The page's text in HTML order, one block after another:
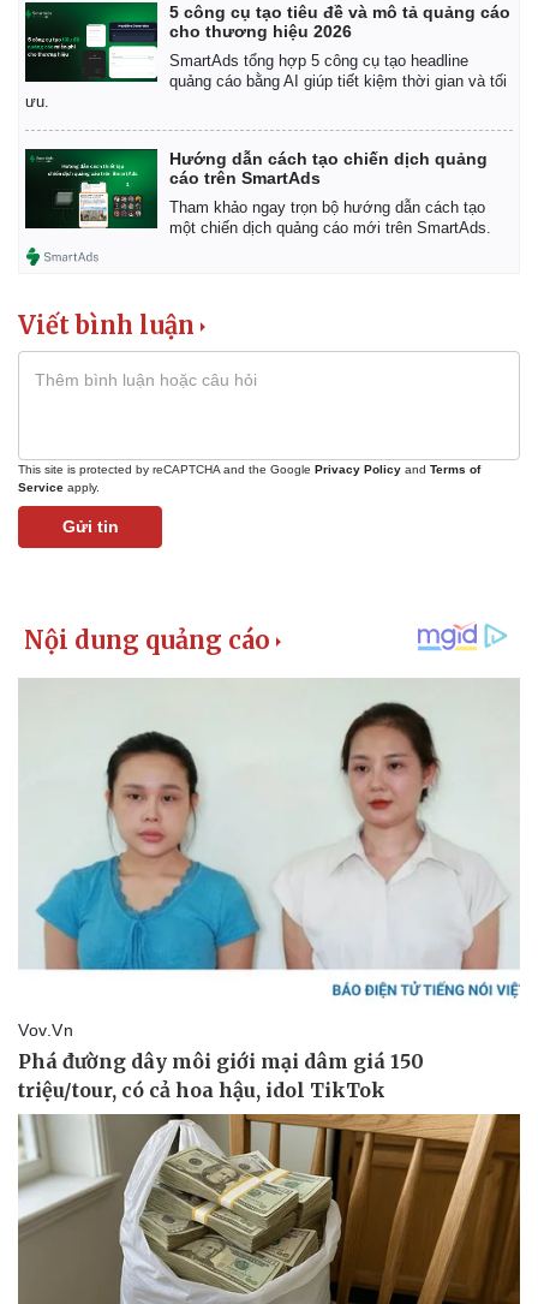
Bất động sản
Khởi nghiệp
Giá vàng
5 công cụ tạo tiêu đề và mô tả quảng cáo
cho thương hiệu 2026
SmartAds tổng hợp 5 công cụ tạo headline
quảng cáo bằng AI giúp tiết kiệm thời gian và tối
ưu.
Hướng dẫn cách tạo chiến dịch quảng
cáo trên SmartAds
Tham khảo ngay trọn bộ hướng dẫn cách tạo
một chiến dịch quảng cáo mới trên SmartAds.
Viết bình luận
This site is protected by reCAPTCHA and the Google Privacy Policy and Terms of
Service apply.
Gửi tin